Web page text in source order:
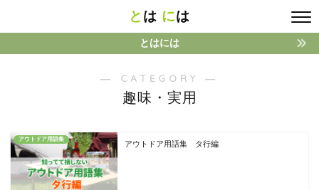
と は には
とはには
― CATEGORY ―
趣味・実用
アウトドア用語集
アウトドア用語集 タ行編